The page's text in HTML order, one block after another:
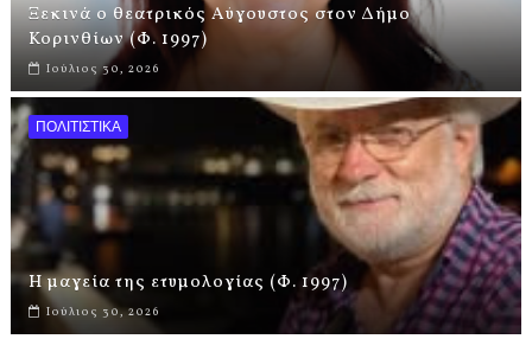
Ξεκινά ο θεατρικός Αύγουστος στον Δήμο
Κορινθίων (Φ. 1997)
Ιούλιος 30, 2026
ΠΟΛΙΤΙΣΤΙΚΑ
Η μαγεία της ετυμολογίας (Φ. 1997)
Ιούλιος 30, 2026